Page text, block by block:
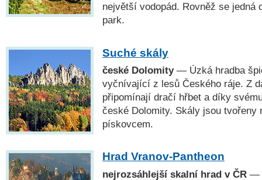
největší vodopád. Rovněž se jedná
park.
Suché skály
české Dolomity— Úzká hradba
vyčnívající z lesů Českého ráje. Z
připomínají dračí hřbet a díky
české Dolomity. Skály jsou
pískovcem.
Hrad Vranov-Pantheon
nejrozsáhlejší skalní hrad v ČR —